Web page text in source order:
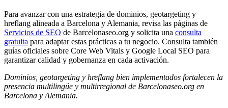
Para avanzar con una estrategia de dominios, geotargeting y
hreflang alineada a Barcelona y Alemania, revisa las páginas de
Servicios de SEO de Barcelonaseo.org y solicita una consulta
gratuita para adaptar estas prácticas a tu negocio. Consulta también
guías oficiales sobre Core Web Vitals y Google Local SEO para
garantizar calidad y gobernanza en cada activación.
Dominios, geotargeting y hreflang bien implementados fortalecen la
presencia multilingüe y multirregional de Barcelonaseo.org en
Barcelona y Alemania.